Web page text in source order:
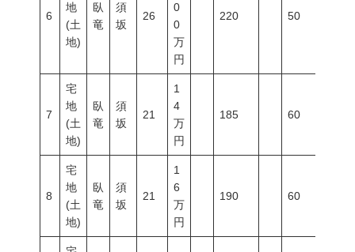
6
地
(土
地)
臥
竜
須
坂
26
0
0
万
円
220 50
7
宅
地
(土
地)
臥
竜
須
坂
21
1
4
万
円
185 60
8
宅
地
(土
地)
臥
竜
須
坂
21
1
6
万
円
190 60